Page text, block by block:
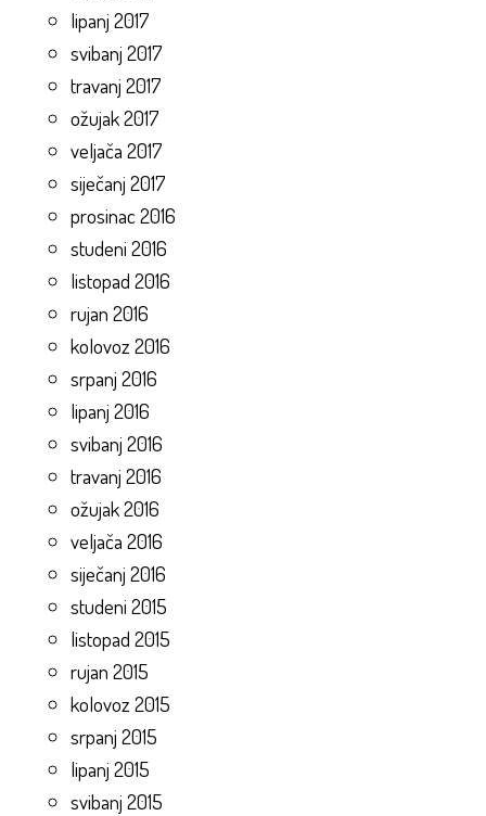
lipanj 2017
svibanj 2017
travanj 2017
ožujak 2017
veljača 2017
siječanj 2017
prosinac 2016
studeni 2016
listopad 2016
rujan 2016
kolovoz 2016
srpanj 2016
lipanj 2016
svibanj 2016
travanj 2016
ožujak 2016
veljača 2016
siječanj 2016
studeni 2015
listopad 2015
rujan 2015
kolovoz 2015
srpanj 2015
lipanj 2015
svibanj 2015